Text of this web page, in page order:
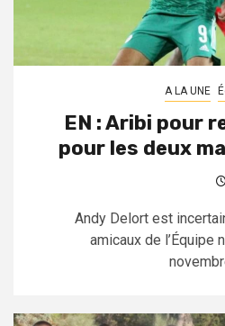
A LA UNE
EN : Aribi pour
pour les deux
Andy Delort est
amicaux de l’Équipe